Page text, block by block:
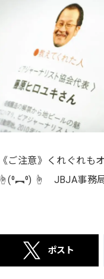
《ご注意》くれぐれも
☝(⁰︻⁰) ☝ JBJA事務
ポスト